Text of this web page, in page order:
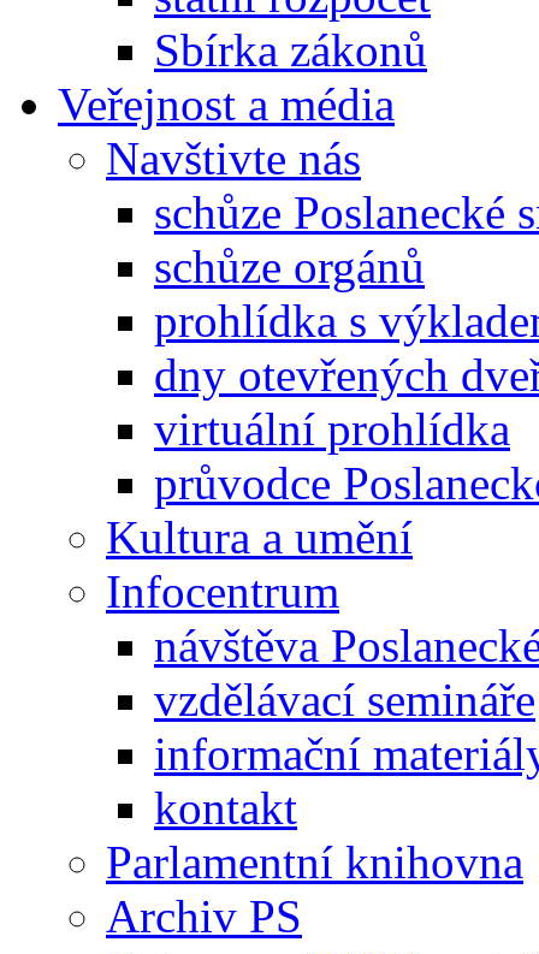
Sbírka zákonů
Veřejnost a média
Navštivte nás
schůze Poslanecké
schůze orgánů
prohlídka s
dny otevřených
virtuální prohlídka
průvodce
Kultura a umění
Infocentrum
návštěva
vzdělávací semináře
informační
kontakt
Parlamentní knihovna
Archiv PS